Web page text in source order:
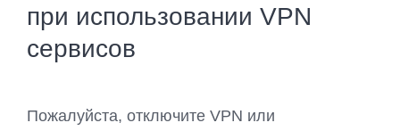
при использовании VPN
сервисов
Пожалуйста, отключите VPN или